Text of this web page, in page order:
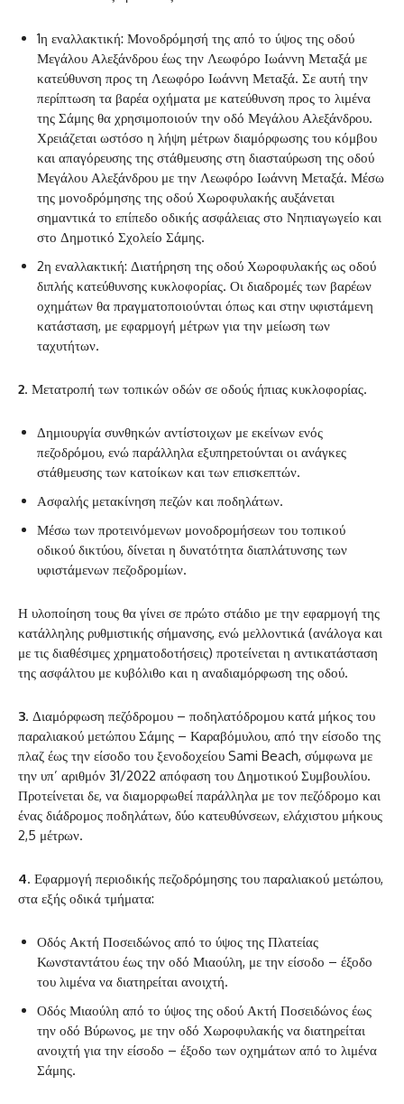
‌1η εναλλακτική: Μονοδρόμησή της από το ύψος της οδού
Μεγάλου Αλεξάνδρου έως την Λεωφόρο Ιωάννη Μεταξά με
κατεύθυνση προς τη Λεωφόρο Ιωάννη Μεταξά. Σε αυτή την
περίπτωση τα βαρέα οχήματα με κατεύθυνση προς το λιμένα
της Σάμης θα χρησιμοποιούν την οδό Μεγάλου Αλεξάνδρου.
Χρειάζεται ωστόσο η λήψη μέτρων διαμόρφωσης του κόμβου
και απαγόρευσης της στάθμευσης στη διασταύρωση της οδού
Μεγάλου Αλεξάνδρου με την Λεωφόρο Ιωάννη Μεταξά. Μέσω
της μονοδρόμησης της οδού Χωροφυλακής αυξάνεται
σημαντικά το επίπεδο οδικής ασφάλειας στο Νηπιαγωγείο και
στο Δημοτικό Σχολείο Σάμης.
‌2η εναλλακτική: Διατήρηση της οδού Χωροφυλακής ως οδού
διπλής κατεύθυνσης κυκλοφορίας. Οι διαδρομές των βαρέων
οχημάτων θα πραγματοποιούνται όπως και στην υφιστάμενη
κατάσταση, με εφαρμογή μέτρων για την μείωση των
ταχυτήτων.
2. Μετατροπή των τοπικών οδών σε οδούς ήπιας κυκλοφορίας.
‌Δημιουργία συνθηκών αντίστοιχων με εκείνων ενός
πεζοδρόμου, ενώ παράλληλα εξυπηρετούνται οι ανάγκες
στάθμευσης των κατοίκων και των επισκεπτών.
‌Ασφαλής μετακίνηση πεζών και ποδηλάτων.
‌Μέσω των προτεινόμενων μονοδρομήσεων του τοπικού
οδικού δικτύου, δίνεται η δυνατότητα διαπλάτυνσης των
υφιστάμενων πεζοδρομίων.
Η υλοποίηση τους θα γίνει σε πρώτο στάδιο με την εφαρμογή της
κατάλληλης ρυθμιστικής σήμανσης, ενώ μελλοντικά (ανάλογα και
με τις διαθέσιμες χρηματοδοτήσεις) προτείνεται η αντικατάσταση
της ασφάλτου με κυβόλιθο και η αναδιαμόρφωση της οδού.
3. Διαμόρφωση πεζόδρομου – ποδηλατόδρομου κατά μήκος του
παραλιακού μετώπου Σάμης – Καραβόμυλου, από την είσοδο της
πλαζ έως την είσοδο του ξενοδοχείου Sami Beach, σύμφωνα με
την υπ’ αριθμόν 31/2022 απόφαση του Δημοτικού Συμβουλίου.
Προτείνεται δε, να διαμορφωθεί παράλληλα με τον πεζόδρομο και
ένας διάδρομος ποδηλάτων, δύο κατευθύνσεων, ελάχιστου μήκους
2,5 μέτρων.
4. Εφαρμογή περιοδικής πεζοδρόμησης του παραλιακού μετώπου,
στα εξής οδικά τμήματα:
‌Οδός Ακτή Ποσειδώνος από το ύψος της Πλατείας
Κωνσταντάτου έως την οδό Μιαούλη, με την είσοδο – έξοδο
του λιμένα να διατηρείται ανοιχτή.
‌Οδός Μιαούλη από το ύψος της οδού Ακτή Ποσειδώνος έως
την οδό Βύρωνος, με την οδό Χωροφυλακής να διατηρείται
ανοιχτή για την είσοδο – έξοδο των οχημάτων από το λιμένα
Σάμης.